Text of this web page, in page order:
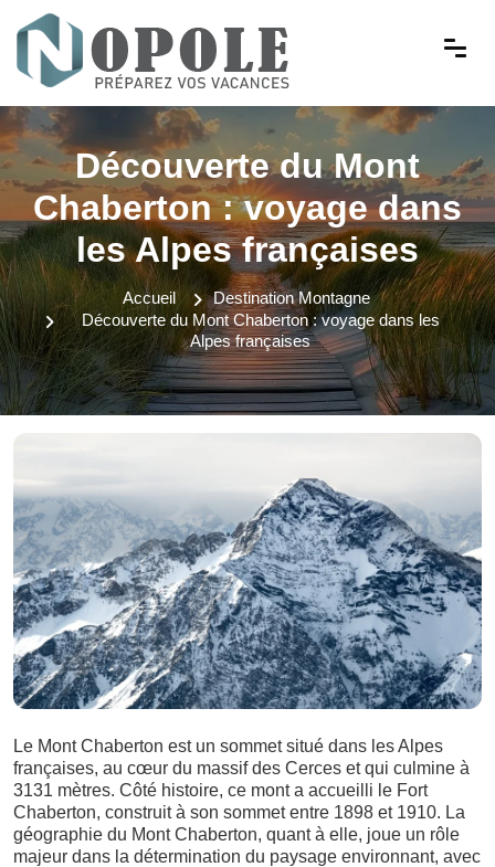
Découverte du Mont
Chaberton : voyage dans
les Alpes françaises
Accueil
Destination Montagne
Découverte du Mont Chaberton : voyage dans les
Alpes françaises
Le Mont Chaberton est un sommet situé dans les Alpes
françaises, au cœur du massif des Cerces et qui culmine à
3131 mètres. Côté histoire, ce mont a accueilli le Fort
Chaberton, construit à son sommet entre 1898 et 1910. La
géographie du Mont Chaberton, quant à elle, joue un rôle
majeur dans la détermination du paysage environnant, avec